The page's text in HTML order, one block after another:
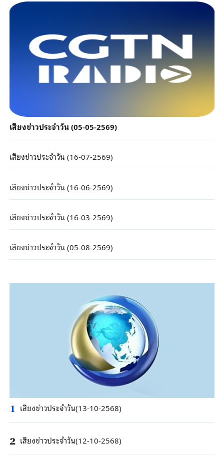
เสียงข่าวประจำวัน (05-05-2569)
เสียงข่าวประจำวัน (16-07-2569)
เสียงข่าวประจำวัน (16-06-2569)
เสียงข่าวประจำวัน (16-03-2569)
เสียงข่าวประจำวัน (05-08-2569)
1 เสียงข่าวประจำวัน(13-10-2568)
2 เสียงข่าวประจำวัน(12-10-2568)